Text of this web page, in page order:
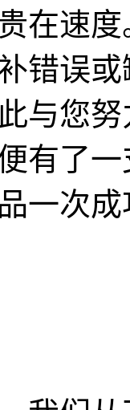
在速
误或
与您
有了
一次